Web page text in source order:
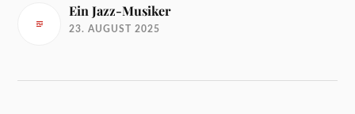
Ein Jazz-Musiker
23. AUGUST 2025